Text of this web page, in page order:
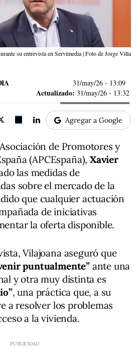
su entrevista en Servimedia | Foto de Jorge Villa
31/may/26 - 13:09
Actualizado: 31/may/26 - 13:32
Agregar a Google
de Promotores y
(APCEspaña), Xavier
las medidas de
sobre el mercado de la
que cualquier actuación
de iniciativas
la oferta disponible.
Vilajoana aseguró que
puntualmente”ante una
y otra muy distinta es
, una práctica que, a su
a resolver los problemas
a la vivienda.